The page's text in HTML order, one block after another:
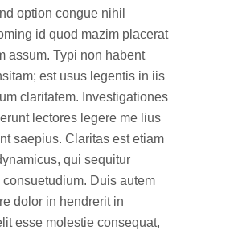
option congue nihil
id quod mazim placerat
assum. Typi non habent
est usus legentis in iis
claritatem. Investigationes
lectores legere me lius
saepius. Claritas est etiam
qui sequitur
consuetudium. Duis autem
dolor in hendrerit in
esse molestie consequat,